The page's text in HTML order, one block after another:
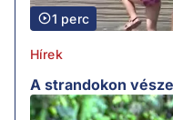
1 perc
Hírek
A strandokon